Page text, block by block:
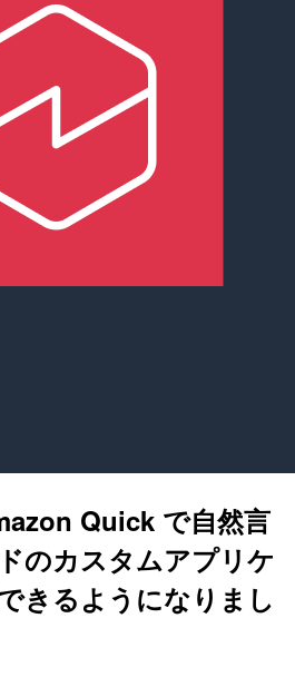
Quick で自然言
のカスタムアプリケ
きるようになりまし